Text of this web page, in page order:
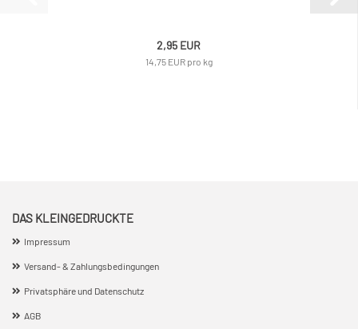
2,95 EUR
14,75 EUR pro kg
DAS KLEINGEDRUCKTE
Impressum
Versand- & Zahlungsbedingungen
Privatsphäre und Datenschutz
AGB